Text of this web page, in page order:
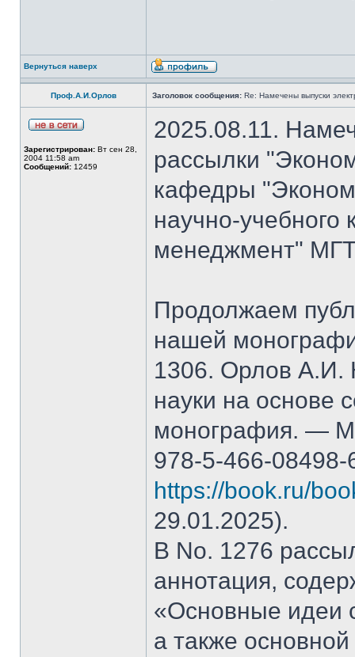
Вернуться наверх
Проф.А.И.Орлов Заголовок сообщения: Re: Намечены выпуски
Зарегистрирован: Вт сен 28,
2004 11:58 am
Сообщений: 12459
2025.08.11.
рассылки
кафедры
научно-
менеджмент"
Продолжаем
нашей
1306. Орлов А.И.
науки на основе
монография. —
978-5-466-
https://book.ru/
29.01.2025).
В No. 1276
аннотация,
«Основные идеи
а также